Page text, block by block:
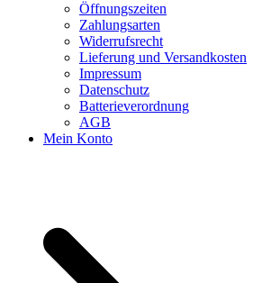
Öffnungszeiten
Zahlungsarten
Widerrufsrecht
Lieferung und Versandkosten
Impressum
Datenschutz
Batterieverordnung
AGB
Mein Konto